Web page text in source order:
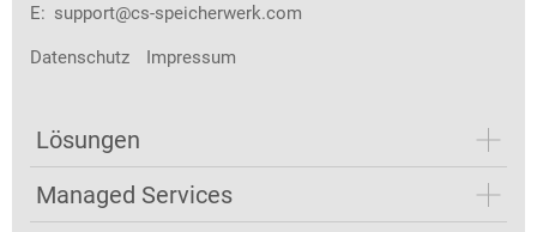
E: support@cs-speicherwerk.com
Datenschutz Impressum
Lösungen
Managed Services